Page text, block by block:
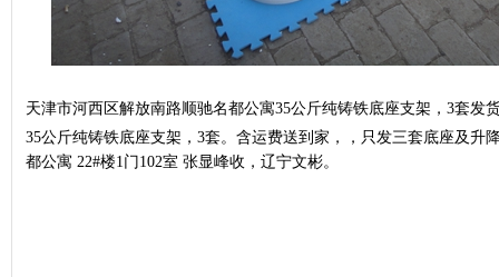
天津市河西区解放南路顺驰名都公寓35公斤纯铸铁底座支架，3套发
35公斤纯铸铁底座支架，3套。含运费送到家，，只发三套底座及升
都公寓 22#楼1门102室 张显峰收，辽宁文彬。